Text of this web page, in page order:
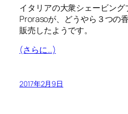
イタリアの大衆シェービング
Prorasoが、どうやら３つの
販売したようです。
(さらに…)
2017年2月9日